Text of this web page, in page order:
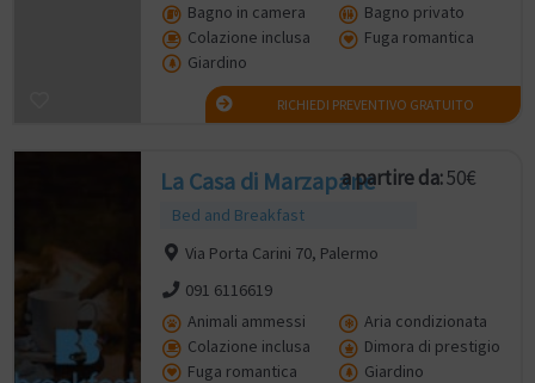
Bagno in camera
Bagno privato
Colazione inclusa
Fuga romantica
Giardino
RICHIEDI PREVENTIVO GRATUITO
La Casa di Marzapane
Bed and Breakfast
a partire da:50€
Via Porta Carini 70, Palermo
091 6116619
Animali ammessi
Aria condizionata
Colazione inclusa
Dimora di prestigio
Fuga romantica
Giardino